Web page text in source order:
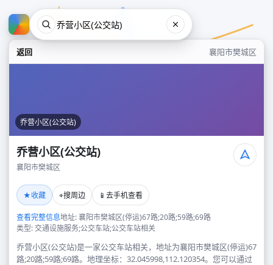
返回 襄阳市樊城区
乔营小区(公交站)
乔营小区(公交站)
襄阳市樊城区
★收藏 ⌖搜周边 📱 去手机查看
查看完整信息地址: 襄阳市樊城区(停运)67路;20路;59路;69路
类型: 交通设施服务;公交车站;公交车站相关
乔营小区(公交站)是一家公交车站相关，地址为襄阳市樊城区(停运)67
路;20路;59路;69路。地理坐标：32.045998,112.120354。您可以通过